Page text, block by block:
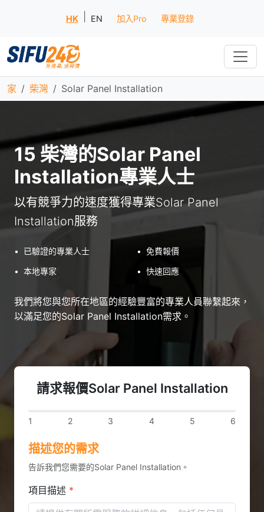
HK EN 加入Pro 專業登錄
家 柴灣 Solar Panel Installation
15 柴灣的Solar Panel
Installation專業人士
以有競爭力的速度獲得專業Solar Panel
Installation服務
• 已驗證的專業人士 • 免費報價
• 本地專家 • 快速回應
我們將您與您所在地區的經驗豐富的專業人員聯繫起來，
以滿足您的Solar Panel Installation需求。
請求報價Solar Panel Installation
1 2 3 4 5 6
描述您的需求
告訴我們您需要的Solar Panel Installation。
項目描述 *